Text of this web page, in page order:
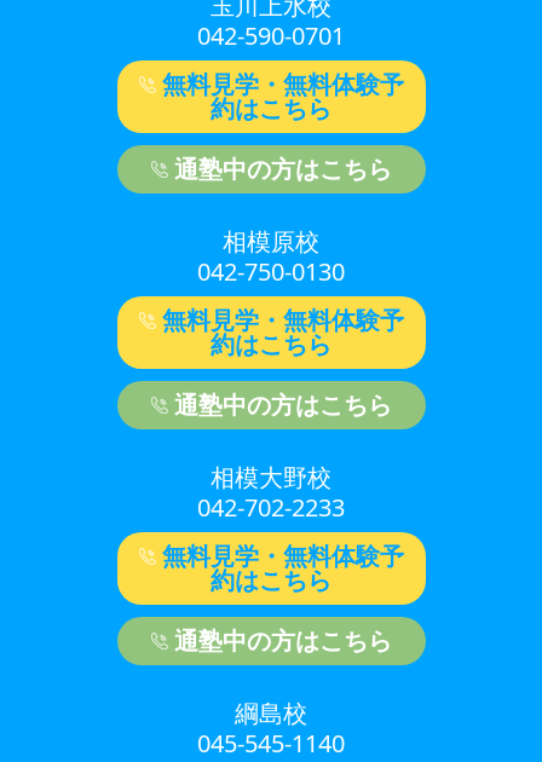
042-590-0701
無料見学・無料体験予
約はこちら
通塾中の方はこちら
相模原校
042-750-0130
無料見学・無料体験予
約はこちら
通塾中の方はこちら
相模大野校
042-702-2233
無料見学・無料体験予
約はこちら
通塾中の方はこちら
綱島校
045-545-1140